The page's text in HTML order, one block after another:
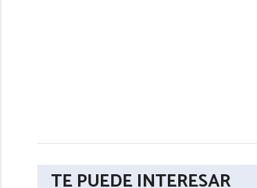
TE PUEDE INTERESAR